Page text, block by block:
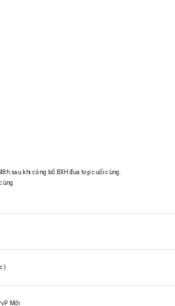
sau khi công bố BXH đua top cuối cùng.
Mới